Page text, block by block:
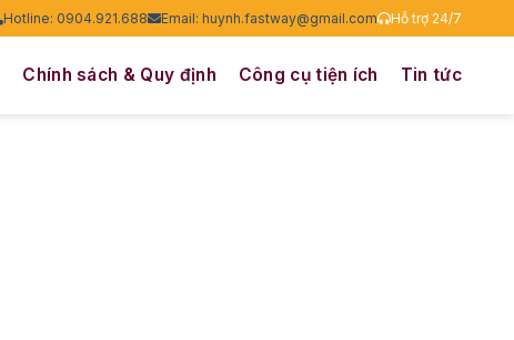
Hotline: 0904.921.688 Email: huynh.fastway@gmail.com Hỗ trợ 24/7
Chính sách & Quy định Công cụ tiện ích Tin tức